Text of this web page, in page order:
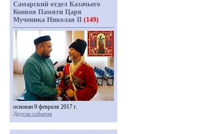
Самарский отдел Казачьего
Конвоя Памяти Царя
Мученика Николая II (149)
основан 9 февраля 2017 г.
Другие события